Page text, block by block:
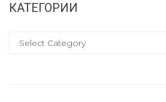
КАТЕГОРИИ